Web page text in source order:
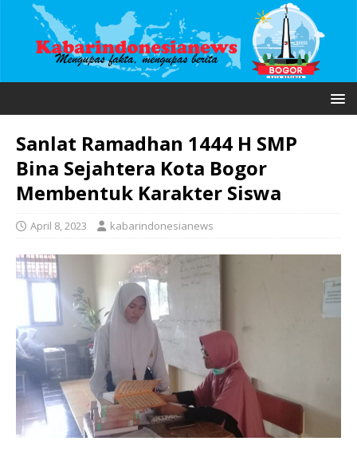
Sanlat Ramadhan 1444 H SMP
Bina Sejahtera Kota Bogor
Membentuk Karakter Siswa
April 8, 2023 kabarindonesianews